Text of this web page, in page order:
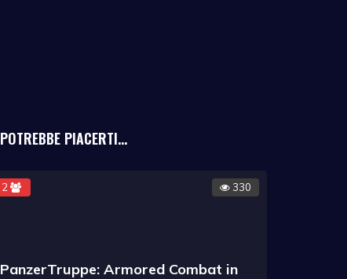
POTREBBE PIACERTI...
2 330
PanzerTruppe: Armored Combat in